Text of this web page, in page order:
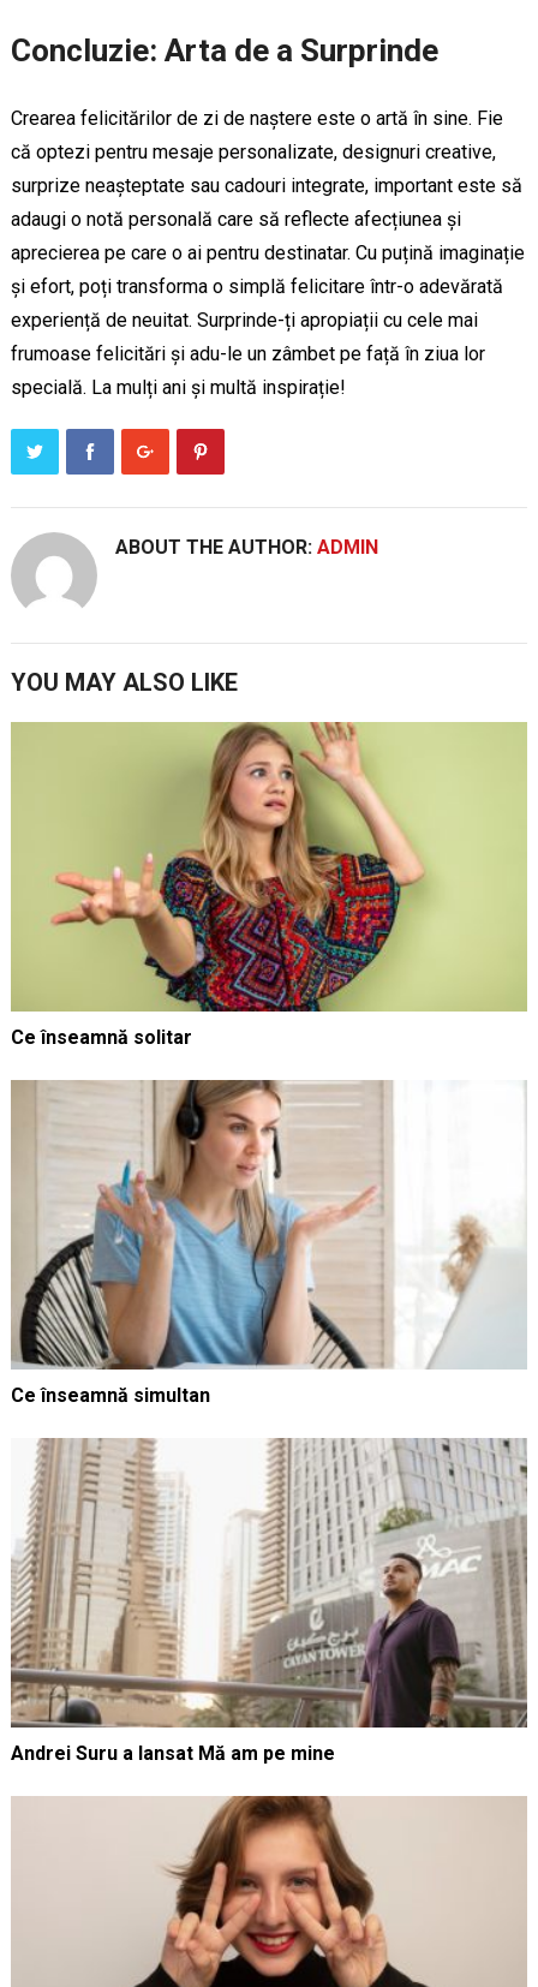
Concluzie: Arta de a Surprinde
Crearea felicitărilor de zi de naștere este o artă în sine. Fie
că optezi pentru mesaje personalizate, designuri creative,
surprize neașteptate sau cadouri integrate, important este să
adaugi o notă personală care să reflecte afecțiunea și
aprecierea pe care o ai pentru destinatar. Cu puțină imaginație
și efort, poți transforma o simplă felicitare într-o adevărată
experiență de neuitat. Surprinde-ți apropiații cu cele mai
frumoase felicitări și adu-le un zâmbet pe față în ziua lor
specială. La mulți ani și multă inspirație!
ABOUT THE AUTHOR: ADMIN
YOU MAY ALSO LIKE
Ce înseamnă solitar
Ce înseamnă simultan
Andrei Suru a lansat Mă am pe mine